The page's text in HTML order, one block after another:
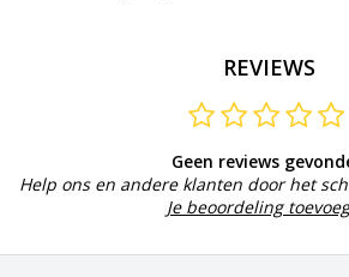
REVIEWS
Geen reviews
Help ons en andere klanten door het
Je beoordeling